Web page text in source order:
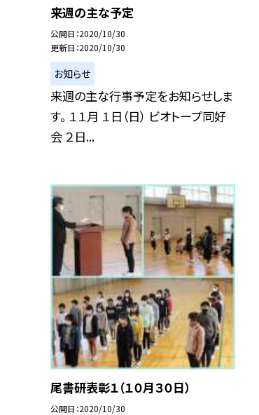
来週の主な予定
公開日 2020/10/30
更新日 2020/10/30
お知らせ
来週の主な行事予定をお知らせしま
す。 １１月 １日（日） ビオトープ同好
会 ２日...
尾書研表彰１（１０月３０日）
公開日 2020/10/30